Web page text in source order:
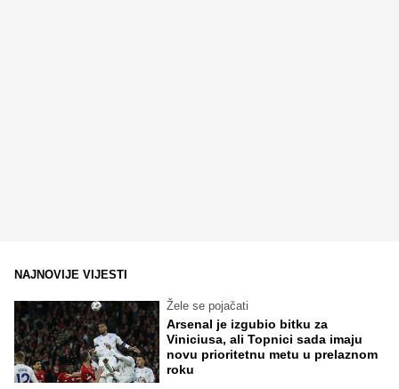
NAJNOVIJE VIJESTI
Žele se pojačati
Arsenal je izgubio bitku za
Viniciusa, ali Topnici sada imaju
novu prioritetnu metu u prelaznom
roku